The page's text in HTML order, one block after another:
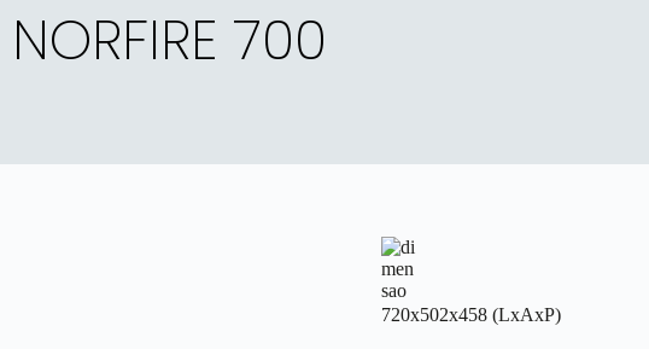
NORFIRE 700
720x502x458 (LxAxP)